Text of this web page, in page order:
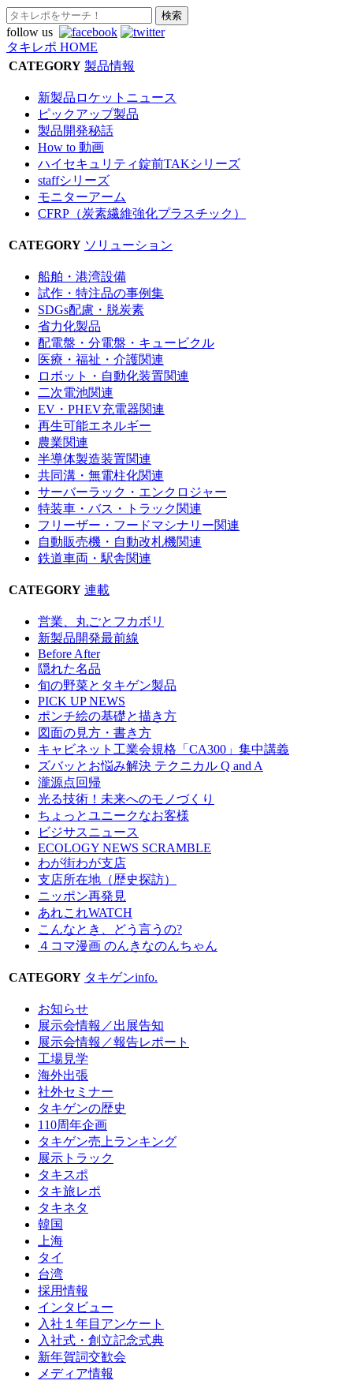
follow us
タキレポ HOME
CATEGORY 製品情報
新製品ロケットニュース
ピックアップ製品
製品開発秘話
How to 動画
ハイセキュリティ錠前TAKシリーズ
staffシリーズ
モニターアーム
CFRP（炭素繊維強化プラスチック）
CATEGORY ソリューション
船舶・港湾設備
試作・特注品の事例集
SDGs配慮・脱炭素
省力化製品
配電盤・分電盤・キュービクル
医療・福祉・介護関連
ロボット・自動化装置関連
二次電池関連
EV・PHEV充電器関連
再生可能エネルギー
農業関連
半導体製造装置関連
共同溝・無電柱化関連
サーバーラック・エンクロジャー
特装車・バス・トラック関連
フリーザー・フードマシナリー関連
自動販売機・自動改札機関連
鉄道車両・駅舎関連
CATEGORY 連載
営業、丸ごとフカボリ
新製品開発最前線
Before After
隠れた名品
旬の野菜とタキゲン製品
PICK UP NEWS
ポンチ絵の基礎と描き方
図面の見方・書き方
キャビネット工業会規格「CA300」集中講義
ズバッとお悩み解決 テクニカル Q and A
瀧源点回帰
光る技術！未来へのモノづくり
ちょっとユニークなお客様
ビジサスニュース
ECOLOGY NEWS SCRAMBLE
わが街わが支店
支店所在地（歴史探訪）
ニッポン再発見
あれこれWATCH
こんなとき、どう言うの?
４コマ漫画 のんきなのんちゃん
CATEGORY タキゲンinfo.
お知らせ
展示会情報／出展告知
展示会情報／報告レポート
工場見学
海外出張
社外セミナー
タキゲンの歴史
110周年企画
タキゲン売上ランキング
展示トラック
タキスポ
タキ旅レポ
タキネタ
韓国
上海
タイ
台湾
採用情報
インタビュー
入社１年目アンケート
入社式・創立記念式典
新年賀詞交歓会
メディア情報